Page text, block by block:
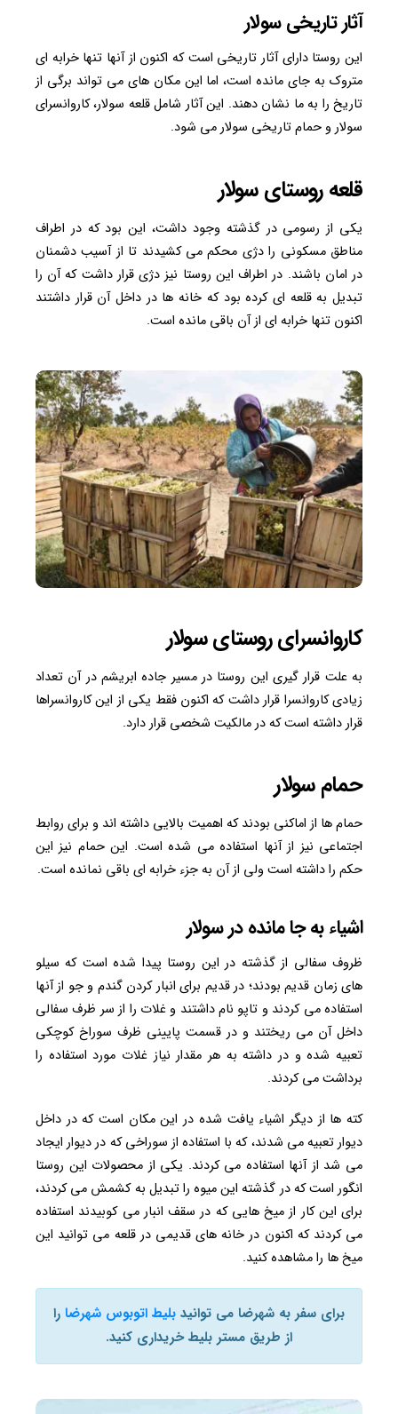
آثار تاریخی سولار
این روستا دارای آثار تاریخی است که اکنون از آنها تنها خرابه ای
متروک به جای مانده است، اما این مکان های می تواند برگی از
تاریخ را به ما نشان دهند. این آثار شامل قلعه سولار، کاروانسرای
سولار و حمام تاریخی سولار می شود.
قلعه روستای سولار
یکی از رسومی در گذشته وجود داشت، این بود که در اطراف
مناطق مسکونی را دژی محکم می کشیدند تا از آسیب دشمنان
در امان باشند. در اطراف این روستا نیز دژی قرار داشت که آن را
تبدیل به قلعه ای کرده بود که خانه ها در داخل آن قرار داشتند
اکنون تنها خرابه ای از آن باقی مانده است.
کاروانسرای روستای سولار
به علت قرار گیری این روستا در مسیر جاده ابریشم در آن تعداد
زیادی کاروانسرا قرار داشت که اکنون فقط یکی از این کاروانسراها
قرار داشته است که در مالکیت شخصی قرار دارد.
حمام سولار
حمام ها از اماکنی بودند که اهمیت بالایی داشته اند و برای روابط
اجتماعی نیز از آنها استفاده می شده است. این حمام نیز این
حکم را داشته است ولی از آن به جزء خرابه ای باقی نمانده است.
اشیاء به جا مانده در سولار
ظروف سفالی از گذشته در این روستا پیدا شده است که سیلو
های زمان قدیم بودند؛ در قدیم برای انبار کردن گندم و جو از آنها
استفاده می کردند و تاپو نام داشتند و غلات را از سر ظرف سفالی
داخل آن می ریختند و در قسمت پایینی ظرف سوراخ کوچکی
تعبیه شده و در داشته به هر مقدار نیاز غلات مورد استفاده را
برداشت می کردند.
کته ها از دیگر اشیاء یافت شده در این مکان است که در داخل
دیوار تعبیه می شدند، که با استفاده از سوراخی که در دیوار ایجاد
می شد از آنها استفاده می کردند. یکی از محصولات این روستا
انگور است که در گذشته این میوه را تبدیل به کشمش می کردند،
برای این کار از میخ هایی که در سقف انبار می کوبیدند استفاده
می کردند که اکنون در خانه های قدیمی در قلعه می توانید این
میخ ها را مشاهده کنید.
برای سفر به شهرضا می توانید بلیط اتوبوس شهرضا را
از طریق مستر بلیط خریداری کنید.